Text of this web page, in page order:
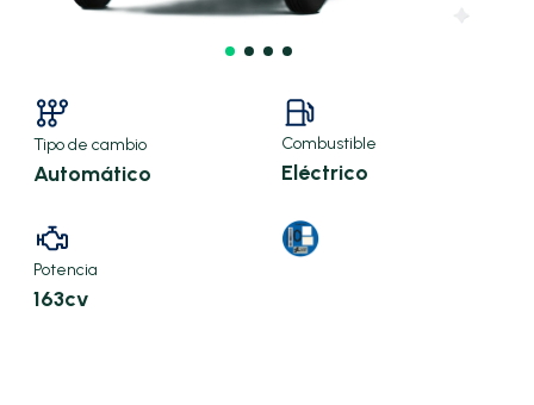
Tipo de cambio
Automático
Combustible
Eléctrico
Potencia
163cv